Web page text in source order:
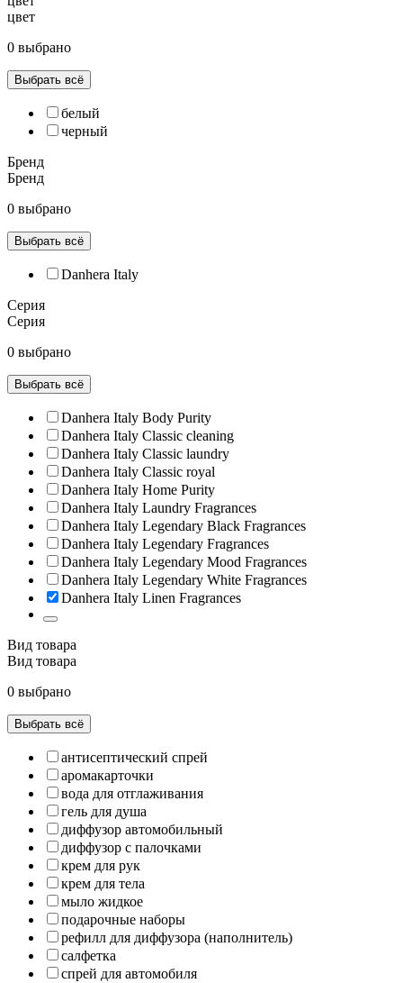
цвет
0 выбрано
Выбрать всё
белый
черный
Бренд
Бренд
0 выбрано
Выбрать всё
Danhera Italy
Серия
Серия
0 выбрано
Выбрать всё
Danhera Italy Body Purity
Danhera Italy Classic cleaning
Danhera Italy Classic laundry
Danhera Italy Classic royal
Danhera Italy Home Purity
Danhera Italy Laundry Fragrances
Danhera Italy Legendary Black Fragrances
Danhera Italy Legendary Fragrances
Danhera Italy Legendary Mood Fragrances
Danhera Italy Legendary White Fragrances
Danhera Italy Linen Fragrances
Вид товара
Вид товара
0 выбрано
Выбрать всё
антисептический спрей
аромакарточки
вода для отглаживания
гель для душа
диффузор автомобильный
диффузор с палочками
крем для рук
крем для тела
мыло жидкое
подарочные наборы
рефилл для диффузора (наполнитель)
салфетка
спрей для автомобиля